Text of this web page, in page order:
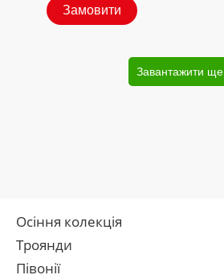
Замовити
Завантажити ще
Осіння колекція
Троянди
Півонії